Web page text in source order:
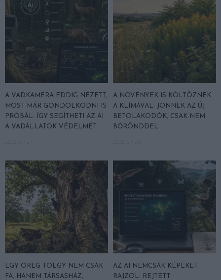
A VADKAMERA EDDIG NÉZETT,
MOST MÁR GONDOLKODNI IS
PRÓBÁL: ÍGY SEGÍTHETI AZ AI
A VADÁLLATOK VÉDELMÉT
A NÖVÉNYEK IS KÖLTÖZNEK
A KLÍMÁVAL: JÖNNEK AZ ÚJ
BETOLAKODÓK, CSAK NEM
BŐRÖNDDEL
EGY ÖREG TÖLGY NEM CSAK
FA, HANEM TÁRSASHÁZ,
AZ AI NEMCSAK KÉPEKET
RAJZOL: REJTETT